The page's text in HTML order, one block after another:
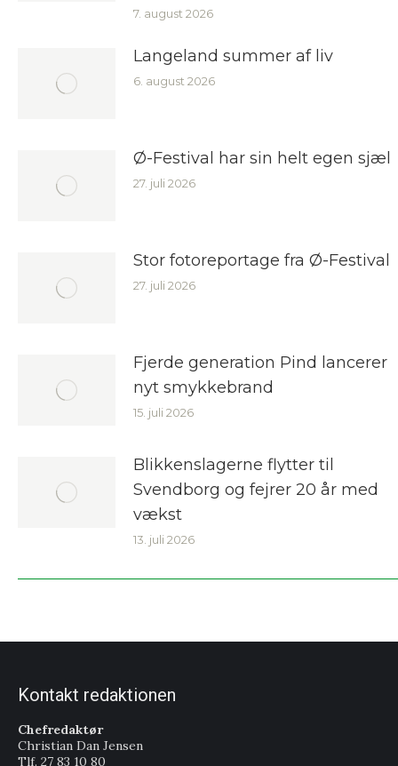
7. august 2026
Langeland summer af liv
6. august 2026
Ø-Festival har sin helt egen sjæl
27. juli 2026
Stor fotoreportage fra Ø-Festival
27. juli 2026
Fjerde generation Pind lancerer
nyt smykkebrand
15. juli 2026
Blikkenslagerne flytter til
Svendborg og fejrer 20 år med
vækst
13. juli 2026
Kontakt redaktionen
Chefredaktør
Christian Dan Jensen
Tlf. 27 83 10 80